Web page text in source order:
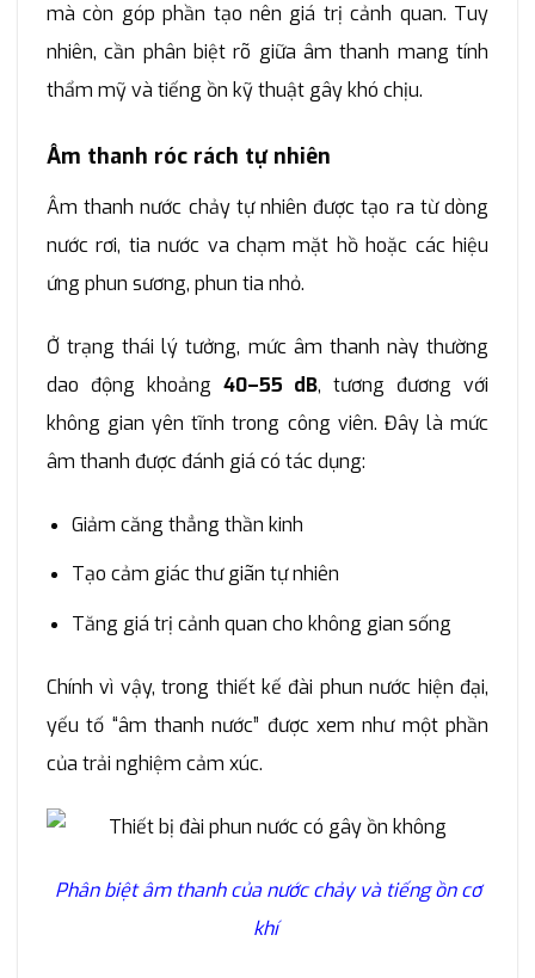
mà còn góp phần tạo nên giá trị cảnh quan. Tuy
nhiên, cần phân biệt rõ giữa âm thanh mang tính
thẩm mỹ và tiếng ồn kỹ thuật gây khó chịu.
Âm thanh róc rách tự nhiên
Âm thanh nước chảy tự nhiên được tạo ra từ dòng
nước rơi, tia nước va chạm mặt hồ hoặc các hiệu
ứng phun sương, phun tia nhỏ.
Ở trạng thái lý tưởng, mức âm thanh này thường
dao động khoảng 40–55 dB, tương đương với
không gian yên tĩnh trong công viên. Đây là mức
âm thanh được đánh giá có tác dụng:
Giảm căng thẳng thần kinh
Tạo cảm giác thư giãn tự nhiên
Tăng giá trị cảnh quan cho không gian sống
Chính vì vậy, trong thiết kế đài phun nước hiện đại,
yếu tố “âm thanh nước” được xem như một phần
của trải nghiệm cảm xúc.
Phân biệt âm thanh của nước chảy và tiếng ồn cơ
khí